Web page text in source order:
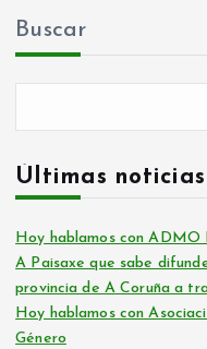
Buscar
Últimas noticias
Hoy hablamos con ADMO
A Paisaxe que sabe
provincia de A Coruña a
Hoy hablamos con
Género